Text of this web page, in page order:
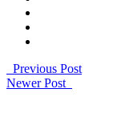
Previous Post
Newer Post